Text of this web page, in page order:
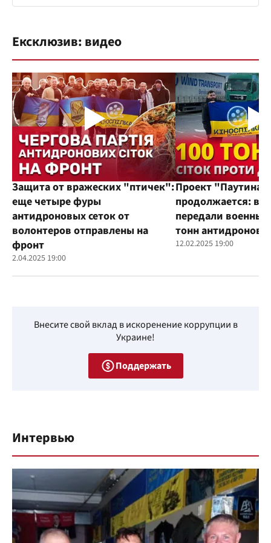
Ексклюзив: видео
Защита от вражеских "птичек":
еще четыре фуры
антидроновых сеток от
волонтеров отправлены на
фронт
2.04.2025 19:00
Проект "Паутина"
продолжается:
передали
тонн
12.02.2025 19:00
Внесите свой вклад в искоренение коррупции в
Украине!
Поддержать
Интервью